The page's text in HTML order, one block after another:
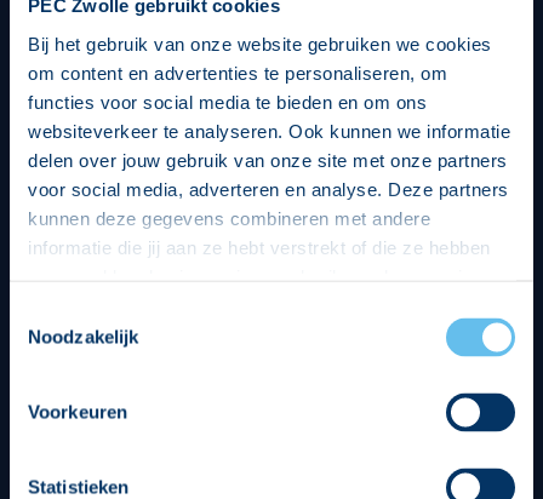
PEC Zwolle gebruikt cookies
Bij het gebruik van onze website gebruiken we cookies
om content en advertenties te personaliseren, om
functies voor social media te bieden en om ons
websiteverkeer te analyseren. Ook kunnen we informatie
delen over jouw gebruik van onze site met onze partners
voor social media, adverteren en analyse. Deze partners
kunnen deze gegevens combineren met andere
informatie die jij aan ze hebt verstrekt of die ze hebben
op een veilige en integere wijze. Je kunt je toestemming
beheren op de privacy- en cookieverklaring pagina.
Noodzakelijk
Voorkeuren
Statistieken